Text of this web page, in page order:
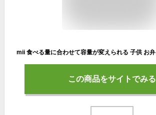
この商品をサイトでみる